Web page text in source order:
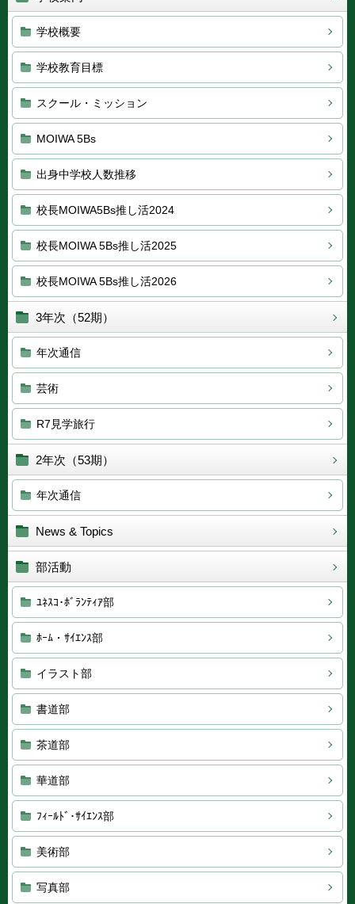
学校概要
学校教育目標
スクール・ミッション
MOIWA 5Bs
出身中学校人数推移
校長MOIWA5Bs推し活2024
校長MOIWA 5Bs推し活2025
校長MOIWA 5Bs推し活2026
3年次（52期）
年次通信
芸術
R7見学旅行
2年次（53期）
年次通信
News & Topics
部活動
ﾕﾈｽｺ･ﾎﾞﾗﾝﾃｨｱ部
ﾎｰﾑ・ｻｲｴﾝｽ部
イラスト部
書道部
茶道部
華道部
ﾌｨｰﾙﾄﾞ･ｻｲｴﾝｽ部
美術部
写真部